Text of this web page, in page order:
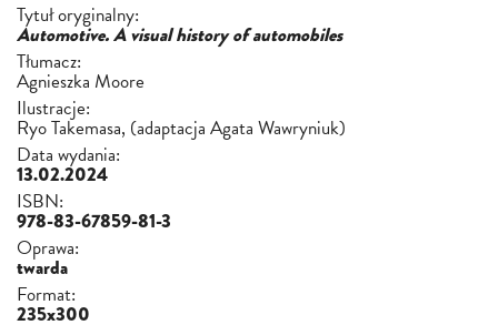
Tytuł oryginalny:
Automotive. A visual history of automobiles
Tłumacz:
Agnieszka Moore
Ilustracje:
Ryo Takemasa, (adaptacja Agata Wawryniuk)
Data wydania:
13.02.2024
ISBN:
978-83-67859-81-3
Oprawa:
twarda
Format:
235x300